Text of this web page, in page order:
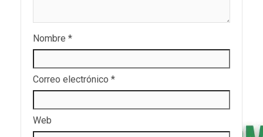
Nombre *
Correo electrónico *
Web